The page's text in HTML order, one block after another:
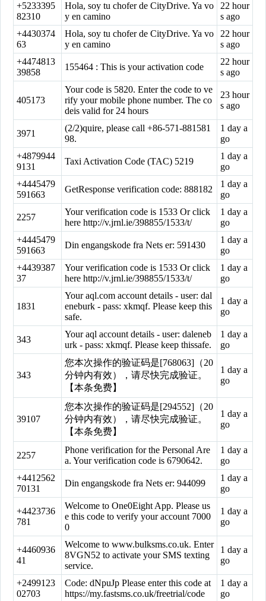
+5233395
82310
Hola, soy tu chofer de CityDrive. Ya vo
y en camino
22 hour
s ago
+4430374
63
Hola, soy tu chofer de CityDrive. Ya vo
y en camino
22 hour
s ago
+4474813
39858
155464 : This is your activation code
22 hour
s ago
405173
Your code is 5820. Enter the code to ve
rify your mobile phone number. The co
deis valid for 24 hours
23 hour
s ago
3971
(2/2)quire, please call +86-571-881581
98.
1 day a
go
+4879944
9131
Taxi Activation Code (TAC) 5219
1 day a
go
+4445479
591663
GetResponse verification code: 888182
1 day a
go
2257
Your verification code is 1533 Or click
here http://v.jrnl.ie/398855/1533/t/
1 day a
go
+4445479
591663
Din engangskode fra Nets er: 591430
1 day a
go
+4439387
37
Your verification code is 1533 Or click
here http://v.jrnl.ie/398855/1533/t/
1 day a
go
1831
Your aql.com account details - user: dal
eneburk - pass: xkmqf. Please keep this
safe.
1 day a
go
343
Your aql account details - user: daleneb
urk - pass: xkmqf. Please keep thissafe.
1 day a
go
343
您本次操作的验证码是[768063]（20
分钟内有效），请尽快完成验证。
【本条免费】
1 day a
go
39107
您本次操作的验证码是[294552]（20
分钟内有效），请尽快完成验证。
【本条免费】
1 day a
go
2257
Phone verification for the Personal Are
a. Your verification code is 6790642.
1 day a
go
+4412562
70131
Din engangskode fra Nets er: 944099
1 day a
go
+4423736
781
Welcome to One0Eight App. Please us
e this code to verify your account 7000
0
1 day a
go
+4460936
41
Welcome to www.bulksms.co.uk. Enter
8VGN52 to activate your SMS texting
service.
1 day a
go
+2499123
02703
Code: dNpuJp Please enter this code at
https://my.fastsms.co.uk/freetrial/code
1 day a
go